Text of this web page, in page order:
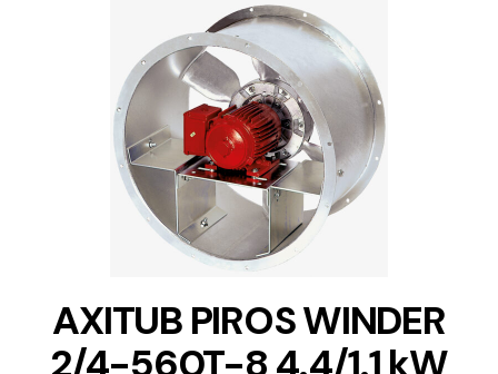
DETAILS
AXITUB PIROS WINDER